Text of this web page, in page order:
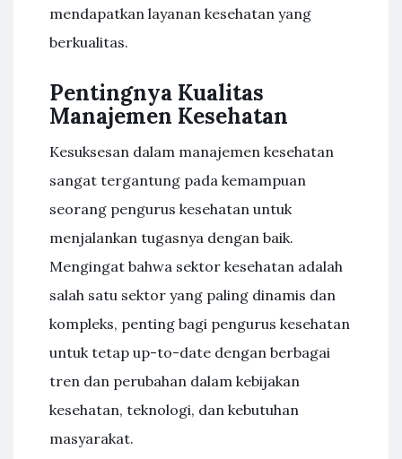
mendapatkan layanan kesehatan yang
berkualitas.
Pentingnya Kualitas
Manajemen Kesehatan
Kesuksesan dalam manajemen kesehatan
sangat tergantung pada kemampuan
seorang pengurus kesehatan untuk
menjalankan tugasnya dengan baik.
Mengingat bahwa sektor kesehatan adalah
salah satu sektor yang paling dinamis dan
kompleks, penting bagi pengurus kesehatan
untuk tetap up-to-date dengan berbagai
tren dan perubahan dalam kebijakan
kesehatan, teknologi, dan kebutuhan
masyarakat.